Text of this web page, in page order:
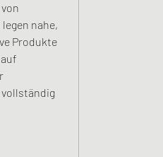
nahe,
Produkte
vollständig